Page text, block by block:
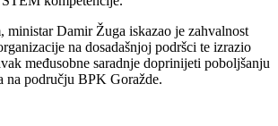
Ministarstvo za obrazovanje, mlade, nauku,
je Memorandum o razumjevanju sa
Children kojim je izražena spremnost za
ENABLE BiH, čiji cilj je osigurati da učenici
neophodnim za učešće u